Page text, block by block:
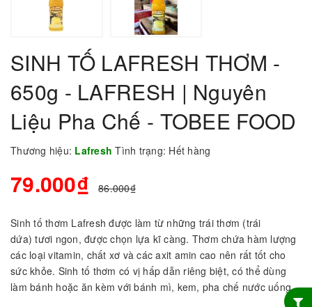
SINH TỐ LAFRESH THƠM -
650g - LAFRESH | Nguyên
Liệu Pha Chế - TOBEE FOOD
Thương hiệu: LafreshTình trạng: Hết hàng
79.000₫ 86.000₫
Sinh tố thơm Lafresh được làm từ những trái thơm (trái
dứa) tươi ngon, được chọn lựa kĩ càng. Thơm chứa hàm lượng
các loại vitamin, chất xơ và các axit amin cao nên rất tốt cho
sức khỏe. Sinh tố thơm có vị hấp dẫn riêng biệt, có thể dùng
làm bánh hoặc ăn kèm với bánh mì, kem, pha chế nước uống…